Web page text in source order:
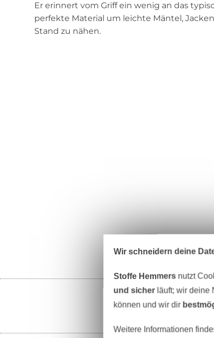
Er erinnert vom Griff ein wenig an das
perfekte Material um leichte Mäntel,
Stand zu nähen.
Wir schneidern deine
Stoffe Hemmers nutzt
und sicherläuft; wir deine
können und wir dir
Weitere Informationen